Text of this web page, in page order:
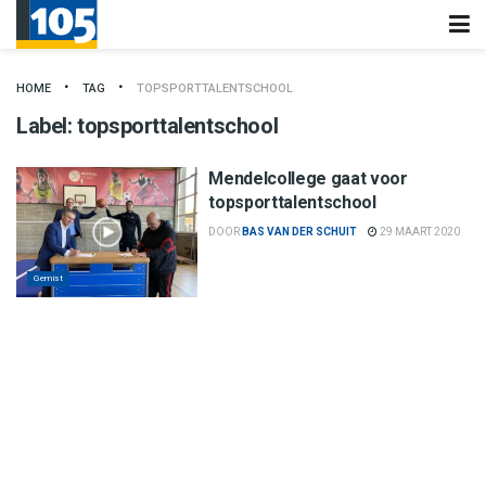
HOME TAG TOPSPORTTALENTSCHOOL
Label:topsporttalentschool
Gemist
Mendelcollege gaat voor
topsporttalentschool
DOOR BAS VAN DER SCHUIT 29 MAART 2020